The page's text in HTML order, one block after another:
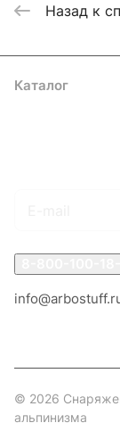
Назад к
Каталог
© 2026
альпинизма